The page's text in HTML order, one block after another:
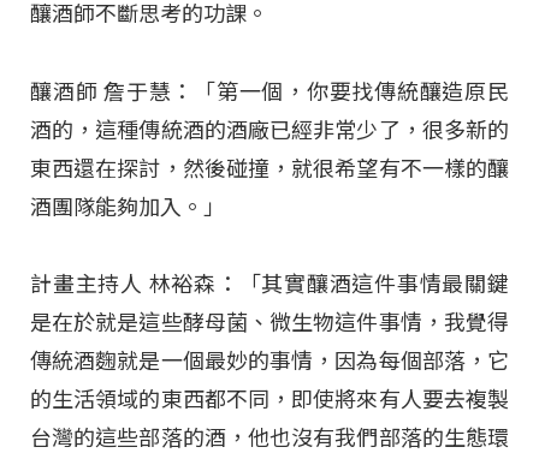
釀酒師不斷思考的功課。
釀酒師 詹于慧：「第一個，你要找傳統釀造原民
酒的，這種傳統酒的酒廠已經非常少了，很多新的
東西還在探討，然後碰撞，就很希望有不一樣的釀
酒團隊能夠加入。」
計畫主持人 林裕森：「其實釀酒這件事情最關鍵
是在於就是這些酵母菌、微生物這件事情，我覺得
傳統酒麴就是一個最妙的事情，因為每個部落，它
的生活領域的東西都不同，即使將來有人要去複製
台灣的這些部落的酒，他也沒有我們部落的生態環